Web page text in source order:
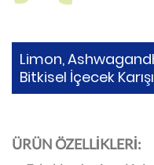
Limon,
Bitkisel İçecek
ÜRÜN ÖZELLİKLERİ: